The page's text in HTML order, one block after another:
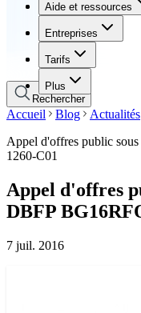
Aide et ressources
Entreprises
Tarifs
Plus
Aide et ressources
Entreprises
Tarifs
Rechercher
Accueil Blog
Actualités
Appel d'offres public
1260-C01
Appel d'offres
DBFP
7 juil. 2016